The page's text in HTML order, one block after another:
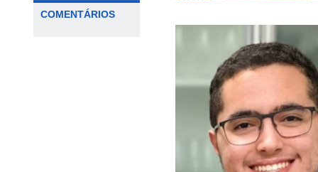
COMENTÁRIOS